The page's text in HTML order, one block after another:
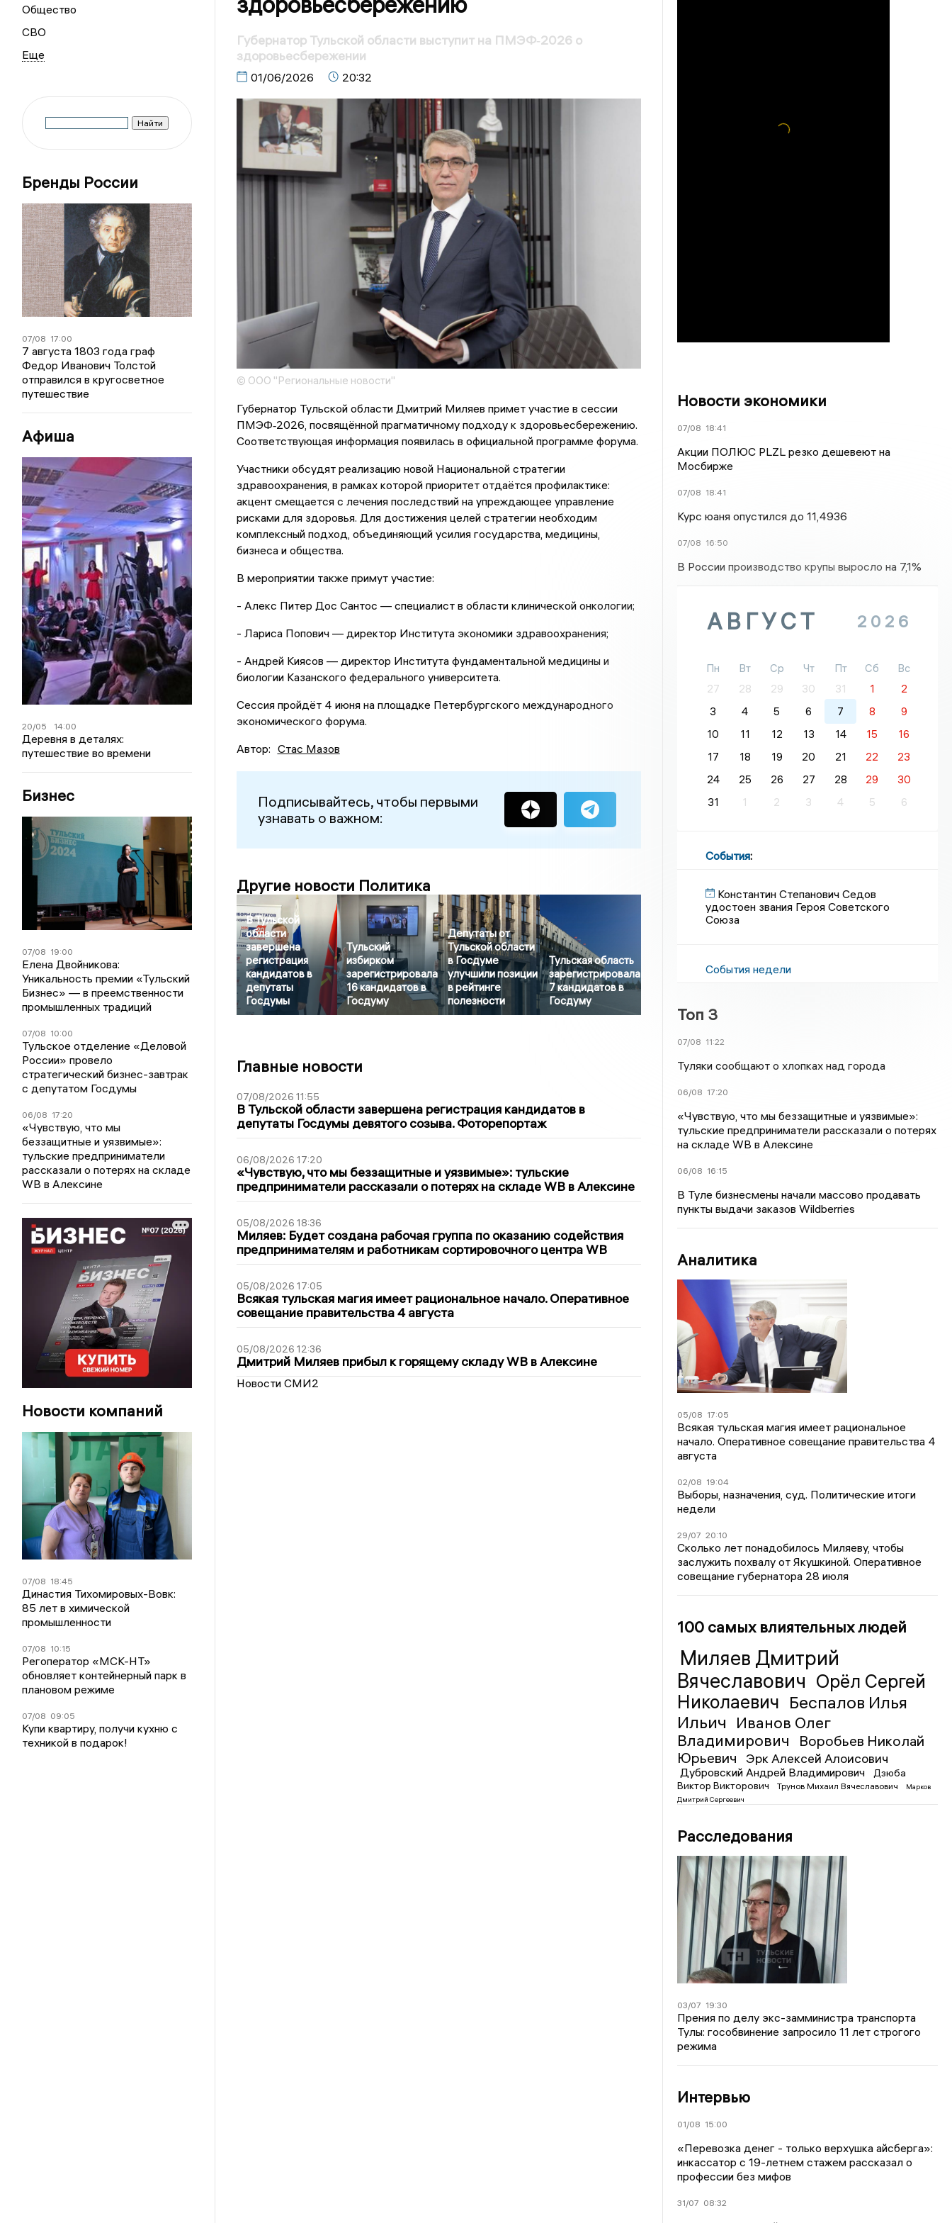
Общество
СВО
Бренды России
07/08 17:00
7 августа 1803 года граф
Федор Иванович Толстой
отправился в кругосветное
путешествие
Афиша
20/05 14:00
Деревня в деталях:
путешествие во времени
Бизнес
07/08 19:00
Елена Двойникова:
Уникальность премии «Тульский
Бизнес» — в преемственности
промышленных традиций
07/08 10:00
Тульское отделение «Деловой
России» провело
стратегический бизнес-завтрак
с депутатом Госдумы
06/08 17:20
«Чувствую, что мы
беззащитные и уязвимые»:
тульские предприниматели
рассказали о потерях на складе
WB в Алексине
Новости компаний
07/08 18:45
Династия Тихомировых-Вовк:
85 лет в химической
промышленности
07/08 10:15
Регоператор «МСК-НТ»
обновляет контейнерный парк в
плановом режиме
07/08 09:05
Купи квартиру, получи кухню с
техникой в подарок!
Губернатор Тульской области выступит на ПМЭФ‑2026 о
здоровьесбережении
01/06/2026 20:32
© ООО "Региональные новости"
Губернатор Тульской области Дмитрий Миляев примет участие в сессии
ПМЭФ‑2026, посвящённой прагматичному подходу к здоровьесбережению.
Соответствующая информация появилась в официальной программе форума.
Участники обсудят реализацию новой Национальной стратегии
здравоохранения, в рамках которой приоритет отдаётся профилактике:
акцент смещается с лечения последствий на упреждающее управление
рисками для здоровья. Для достижения целей стратегии необходим
комплексный подход, объединяющий усилия государства, медицины,
бизнеса и общества.
В мероприятии также примут участие:
- Алекс Питер Дос Сантос — специалист в области клинической онкологии;
- Лариса Попович — директор Института экономики здравоохранения;
- Андрей Киясов — директор Института фундаментальной медицины и
биологии Казанского федерального университета.
Сессия пройдёт 4 июня на площадке Петербургского международного
экономического форума.
Автор: Стас Мазов
Подписывайтесь, чтобы первыми
узнавать о важном:
Другие новости Политика
В Тульской
области
завершена
регистрация
кандидатов в
депутаты
Госдумы
Тульский
избирком
зарегистрировала
16 кандидатов в
Госдуму
Депутаты от
Тульской области
в Госдуме
улучшили позиции
в рейтинге
полезности
Тульская область
зарегистрировала
7 кандидатов в
Госдуму
Главные новости
07/08/2026 11:55
В Тульской области завершена регистрация кандидатов в
депутаты Госдумы девятого созыва. Фоторепортаж
06/08/2026 17:20
«Чувствую, что мы беззащитные и уязвимые»: тульские
предприниматели рассказали о потерях на складе WB в Алексине
05/08/2026 18:36
Миляев: Будет создана рабочая группа по оказанию содействия
предпринимателям и работникам сортировочного центра WB
05/08/2026 17:05
Всякая тульская магия имеет рациональное начало. Оперативное
совещание правительства 4 августа
05/08/2026 12:36
Дмитрий Миляев прибыл к горящему складу WB в Алексине
Новости СМИ2
Новости экономики
07/08 18:41
Акции ПОЛЮС PLZL резко дешевеют на
Мосбирже
07/08 18:41
Курс юаня опустился до 11,4936
07/08 16:50
В России производство крупы выросло на 7,1%
АВГУСТ 2026
Пн Вт Ср Чт Пт Сб
Вс
27
28 29 30 31 1
2
3
4 5 6 7 8
9
10
11 12 13 14 15
16
17
18 19 20 21 22
23
24
25 26 27 28 29
30
31
1 2 3 4 5 6
События:
Константин Степанович Седов
удостоен звания Героя Советского
Союза
События недели
Топ 3
07/08 11:22
Туляки сообщают о хлопках над города
06/08 17:20
«Чувствую, что мы беззащитные и уязвимые»:
тульские предприниматели рассказали о потерях
на складе WB в Алексине
06/08 16:15
В Туле бизнесмены начали массово продавать
пункты выдачи заказов Wildberries
Аналитика
05/08 17:05
Всякая тульская магия имеет рациональное
начало. Оперативное совещание правительства 4
августа
02/08 19:04
Выборы, назначения, суд. Политические итоги
недели
29/07 20:10
Сколько лет понадобилось Миляеву, чтобы
заслужить похвалу от Якушкиной. Оперативное
совещание губернатора 28 июля
100 самых влиятельных людей
Миляев Дмитрий
Вячеславович Орёл Сергей
Николаевич Беспалов Илья
Ильич
Иванов Олег
Владимирович
Воробьев Николай
Юрьевич
Эрк Алексей Алоисович
Дубровский Андрей Владимирович
Дзюба
Виктор Викторович
Трунов Михаил Вячеславович
Марков
Дмитрий Сергеевич
Расследования
03/07 19:30
Прения по делу экс-замминистра транспорта
Тулы: гособвинение запросило 11 лет строгого
режима
Интервью
01/08 15:00
«Перевозка денег - только верхушка айсберга»:
инкассатор с 19-летнем стажем рассказал о
профессии без мифов
31/07 08:32